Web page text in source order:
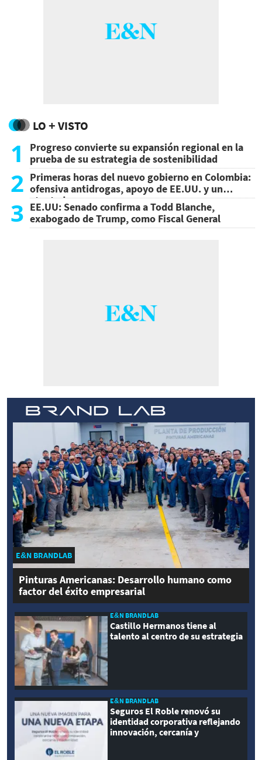
LO + VISTO
1
Progreso convierte su expansión regional en la
prueba de su estrategia de sostenibilidad
2 Primeras horas del nuevo gobierno en Colombia:
ofensiva antidrogas, apoyo de EE.UU. y un
atentado
3 EE.UU: Senado confirma a Todd Blanche,
exabogado de Trump, como Fiscal General
E&N BRANDLAB
Pinturas Americanas: Desarrollo humano como
factor del éxito empresarial
E&N BRANDLAB
Castillo Hermanos tiene al
talento al centro de su estrategia
E&N BRANDLAB
Seguros El Roble renovó su
identidad corporativa reflejando
innovación, cercanía y